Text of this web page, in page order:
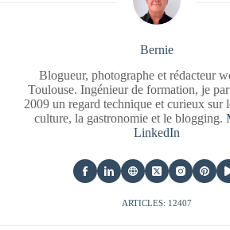
Bernie
Blogueur, photographe et rédacteur
Toulouse. Ingénieur de formation, je
2009 un regard technique et curieux sur
culture, la gastronomie et le blogging.
LinkedIn
ARTICLES: 12407